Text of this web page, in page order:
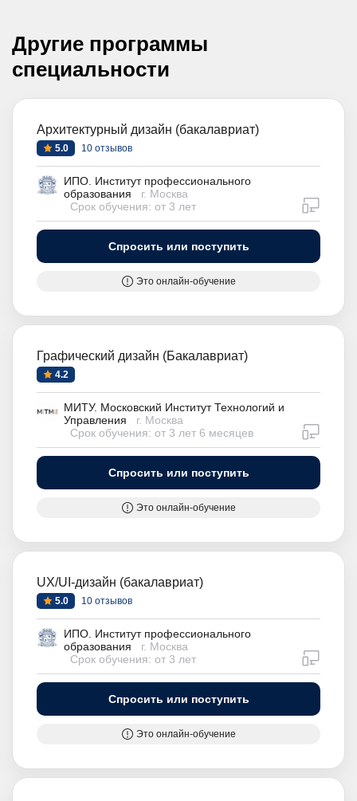
Другие программы
специальности
Архитектурный дизайн (бакалавриат)
5.0 10 отзывов
ИПО. Институт профессионального
образования
г. Москва
Срок обучения: от 3 лет
Спросить или поступить
Это онлайн-обучение
Графический дизайн (Бакалавриат)
4.2
МИТУ. Московский Институт Технологий и
Управления
г. Москва
Срок обучения: от 3 лет 6 месяцев
Спросить или поступить
Это онлайн-обучение
UX/UI-дизайн (бакалавриат)
5.0 10 отзывов
ИПО. Институт профессионального
образования
г. Москва
Срок обучения: от 3 лет
Спросить или поступить
Это онлайн-обучение